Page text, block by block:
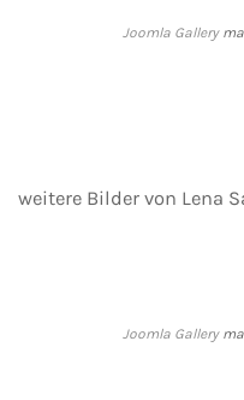
Joomla Gallery
weitere Bilder von Lena
Joomla Gallery